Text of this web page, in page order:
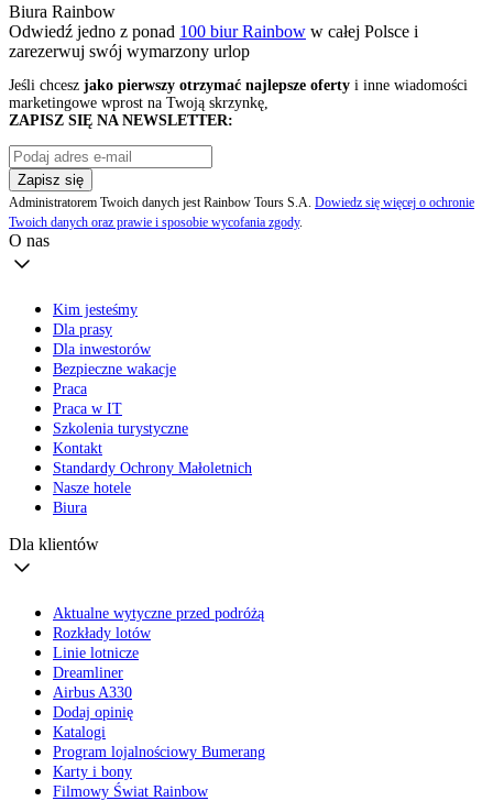
Biura Rainbow
Odwiedź jedno z ponad 100 biur Rainbow w całej Polsce i
zarezerwuj swój wymarzony urlop
Jeśli chcesz jako pierwszy otrzymać najlepsze oferty i inne wiadomości
marketingowe wprost na Twoją skrzynkę,
ZAPISZ SIĘ NA NEWSLETTER:
Zapisz się
Administratorem Twoich danych jest Rainbow Tours S.A. Dowiedz się więcej o ochronie
Twoich danych oraz prawie i sposobie wycofania zgody.
O nas
Kim jesteśmy
Dla prasy
Dla inwestorów
Bezpieczne wakacje
Praca
Praca w IT
Szkolenia turystyczne
Kontakt
Standardy Ochrony Małoletnich
Nasze hotele
Biura
Dla klientów
Aktualne wytyczne przed podróżą
Rozkłady lotów
Linie lotnicze
Dreamliner
Airbus A330
Dodaj opinię
Katalogi
Program lojalnościowy Bumerang
Karty i bony
Filmowy Świat Rainbow